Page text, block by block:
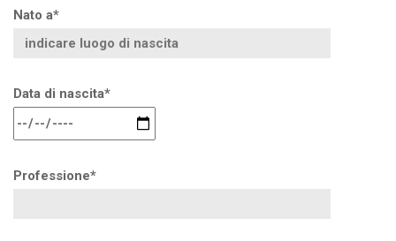
Nato a*
Data di nascita*
Professione*